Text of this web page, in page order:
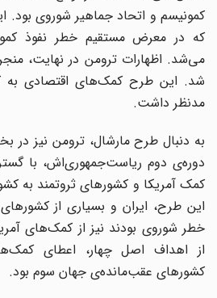
کمونیسم و اتحاد جماهیر شوروی بود.
که در معرض مستقیم خطر نفوذ
می‌‌شد. اظهارات ترومن در نهایت،
شد. این طرح کمک‌‌های اقتصادی به
مدنظر داشت.
به دنبال طرح مارشال، ترومن نیز در
دوره‌‌ی دوم ریاست‌جمهوری‌‌اش، با
کمک آمریکا و کشورهای ثروتمند به
این طرح، ایران و بسیاری از
خطر شوروی بودند نیز از کمک‌‌های
از اهداف اصل چهار، اعطای
کشورهای عقب‌مانده‌ی جهان سوم بود.